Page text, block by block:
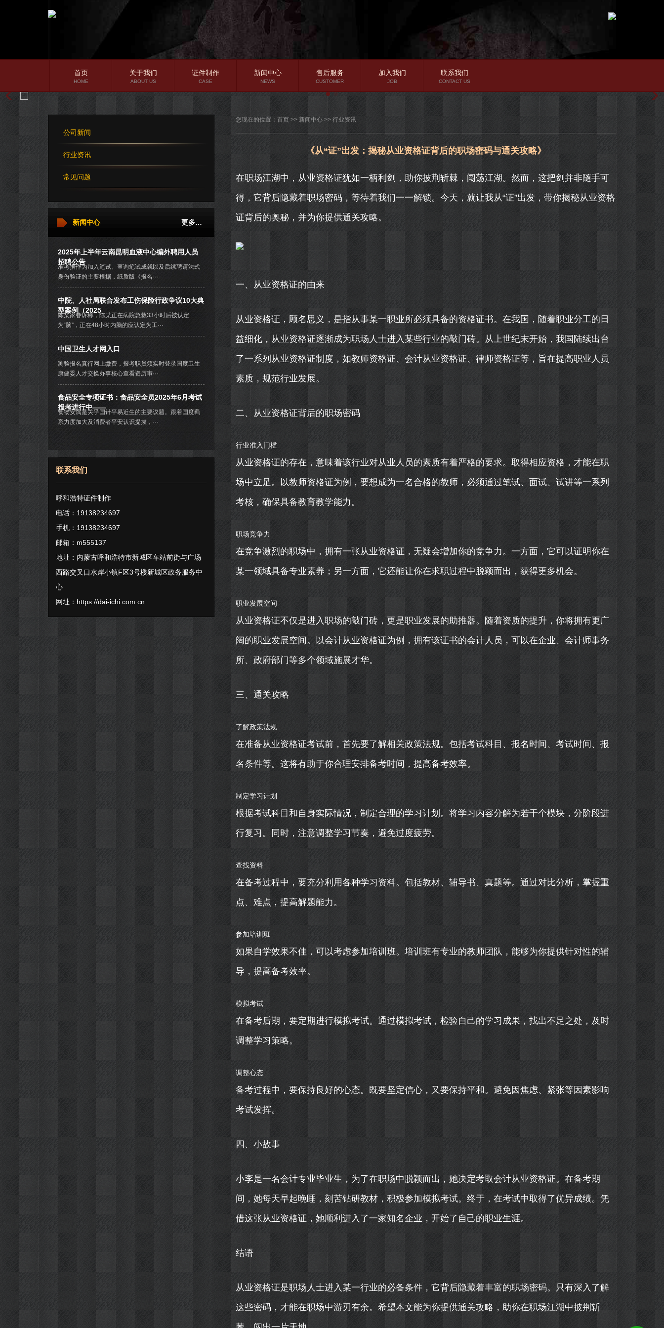
行业资讯
常见问题
首页
HOME
关于我们
ABOUT US
证件制作
CASE
新闻中心
NEWS
售后服务
CUSTOMER
加入我们
JOB
联系我们
CONTACT US
公司新闻
行业资讯
常见问题
更多…
新闻中心
2025年上半年云南昆明血液中心编外聘用人员
招聘公告
准考据作为加入笔试、查询笔试成就以及后续聘请法式
身份验证的主要根据，纸质版《报名···
中院、人社局联合发布工伤保险行政争议10大典
型案例（2025
陈某家眷诉称，陈某正在病院急救33小时后被认定
为“脑”，正在48小时内脑的应认定为工···
中国卫生人才网入口
测验报名真行网上缴费，报考职员须实时登录国度卫生
康健委人才交换办事核心查看资历审···
食品安全专项证书：食品安全员2025年6月考试
报考进行中——
食物安满是关乎国计平易近生的主要议题。跟着国度羁
系力度加大及消费者平安认识提拔，···
联系我们
呼和浩特证件制作
电话：19138234697
手机：19138234697
邮箱：m555137
地址：内蒙古呼和浩特市新城区车站前街与广场
西路交叉口水岸小镇F区3号楼新城区政务服务中
心
网址： https://dai-ichi.com.cn
您现在的位置： 首页 >> 新闻中心 >> 行业资讯
《从“证”出发：揭秘从业资格证背后的职场密码与通关攻略》
在职场江湖中，从业资格证犹如一柄利剑，助你披荆斩棘，闯荡江湖。然而，这把剑并非随手可
得，它背后隐藏着职场密码，等待着我们一一解锁。今天，就让我从“证”出发，带你揭秘从业资格
证背后的奥秘，并为你提供通关攻略。
一、从业资格证的由来
从业资格证，顾名思义，是指从事某一职业所必须具备的资格证书。在我国，随着职业分工的日
益细化，从业资格证逐渐成为职场人士进入某些行业的敲门砖。从上世纪末开始，我国陆续出台
了一系列从业资格证制度，如教师资格证、会计从业资格证、律师资格证等，旨在提高职业人员
素质，规范行业发展。
二、从业资格证背后的职场密码
行业准入门槛
从业资格证的存在，意味着该行业对从业人员的素质有着严格的要求。取得相应资格，才能在职
场中立足。以教师资格证为例，要想成为一名合格的教师，必须通过笔试、面试、试讲等一系列
考核，确保具备教育教学能力。
职场竞争力
在竞争激烈的职场中，拥有一张从业资格证，无疑会增加你的竞争力。一方面，它可以证明你在
某一领域具备专业素养；另一方面，它还能让你在求职过程中脱颖而出，获得更多机会。
职业发展空间
从业资格证不仅是进入职场的敲门砖，更是职业发展的助推器。随着资质的提升，你将拥有更广
阔的职业发展空间。以会计从业资格证为例，拥有该证书的会计人员，可以在企业、会计师事务
所、政府部门等多个领域施展才华。
三、通关攻略
了解政策法规
在准备从业资格证考试前，首先要了解相关政策法规。包括考试科目、报名时间、考试时间、报
名条件等。这将有助于你合理安排备考时间，提高备考效率。
制定学习计划
根据考试科目和自身实际情况，制定合理的学习计划。将学习内容分解为若干个模块，分阶段进
行复习。同时，注意调整学习节奏，避免过度疲劳。
查找资料
在备考过程中，要充分利用各种学习资料。包括教材、辅导书、真题等。通过对比分析，掌握重
点、难点，提高解题能力。
参加培训班
如果自学效果不佳，可以考虑参加培训班。培训班有专业的教师团队，能够为你提供针对性的辅
导，提高备考效率。
模拟考试
在备考后期，要定期进行模拟考试。通过模拟考试，检验自己的学习成果，找出不足之处，及时
调整学习策略。
调整心态
备考过程中，要保持良好的心态。既要坚定信心，又要保持平和。避免因焦虑、紧张等因素影响
考试发挥。
四、小故事
小李是一名会计专业毕业生，为了在职场中脱颖而出，她决定考取会计从业资格证。在备考期
间，她每天早起晚睡，刻苦钻研教材，积极参加模拟考试。终于，在考试中取得了优异成绩。凭
借这张从业资格证，她顺利进入了一家知名企业，开始了自己的职业生涯。
结语
从业资格证是职场人士进入某一行业的必备条件，它背后隐藏着丰富的职场密码。只有深入了解
这些密码，才能在职场中游刃有余。希望本文能为你提供通关攻略，助你在职场江湖中披荆斩